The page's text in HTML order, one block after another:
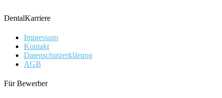
DentalKarriere
Impressum
Kontakt
Datenschutzerklärung
AGB
Für Bewerber